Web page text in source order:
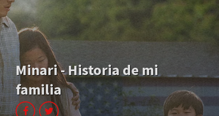
TRAILER
BLOG
LOGIN
Minari - Historia de mi
familia